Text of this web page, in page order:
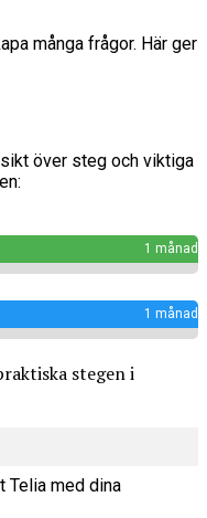
många frågor. Här ger
över steg och viktiga
1 månad
1 månad
stegen i
Telia med dina